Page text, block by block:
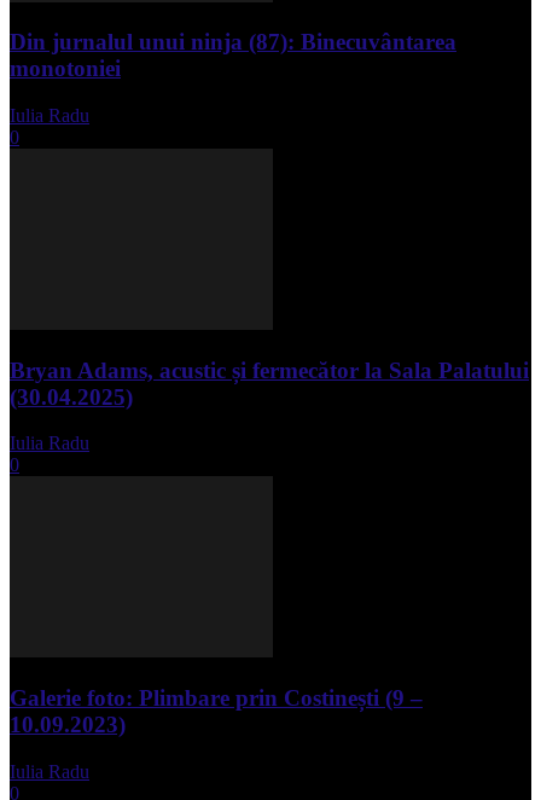
Din jurnalul unui ninja (87): Binecuvântarea
monotoniei
Iulia Radu
0
Bryan Adams, acustic și fermecător la Sala Palatului
(30.04.2025)
Iulia Radu
0
Galerie foto: Plimbare prin Costinești (9 –
10.09.2023)
Iulia Radu
0